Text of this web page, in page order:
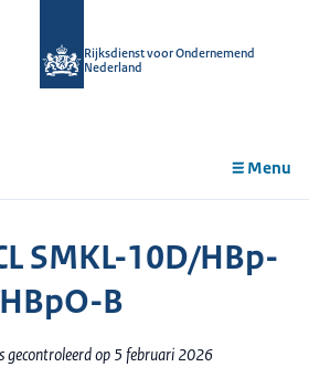
Rijksdienst voor Ondernemend
Nederland
Menu
SMKL-10D/HBp-
B
gecontroleerd op 5 februari 2026